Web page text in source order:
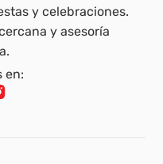
y celebraciones.
y asesoría
en: